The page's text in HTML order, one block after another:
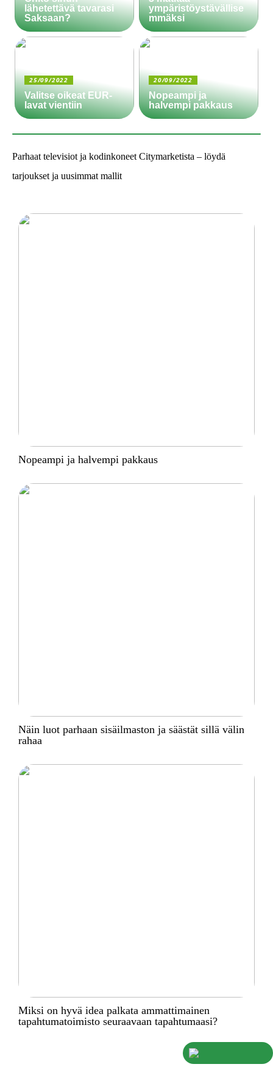
lähetettävä tavarasi
Saksaan?
ympäristöystävällise
mmäksi
25/09/2022
Valitse oikeat EUR-
lavat vientiin
20/09/2022
Nopeampi ja
halvempi pakkaus
Parhaat televisiot ja kodinkoneet Citymarketista – löydä
tarjoukset ja uusimmat mallit
Nopeampi ja halvempi pakkaus
Näin luot parhaan sisäilmaston ja säästät sillä välin
rahaa
Miksi on hyvä idea palkata ammattimainen
tapahtumatoimisto seuraavaan tapahtumaasi?